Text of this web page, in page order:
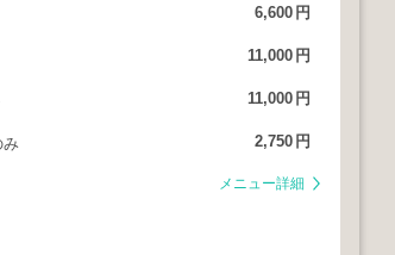
6,600 円
11,000 円
11,000 円
み 2,750 円
メニュー詳細